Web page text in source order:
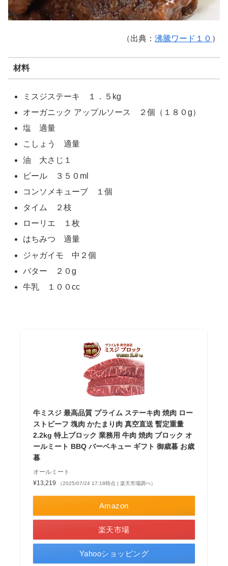
（出典： 沸騰ワード１０ ）
材料
ミスジステーキ １．５kg
オーガニック アップルソース ２個（１８０g）
塩 適量
こしょう 適量
油 大さじ１
ビール ３５０ml
コンソメキューブ １個
タイム ２枝
ローリエ １枚
はちみつ 適量
ジャガイモ 中２個
バター ２０g
牛乳 １００cc
牛ミスジ 最高品質 プライム ステーキ肉 焼肉 ロー
ストビーフ 塊肉 かたまり肉 真空直送 暫定重量
2.2kg 特上ブロック 業務用 牛肉 焼肉 ブロック オ
ールミート BBQ バーベキュー ギフト 御歳暮 お歳
暮
オールミート
¥13,219
（2025/07/24 17:18時点 | 楽天市場調べ）
Amazon
楽天市場
Yahooショッピング